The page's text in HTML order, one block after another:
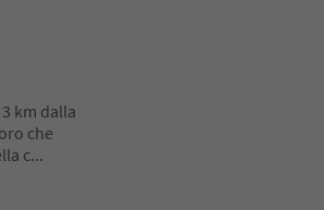
km dalla
che
c...